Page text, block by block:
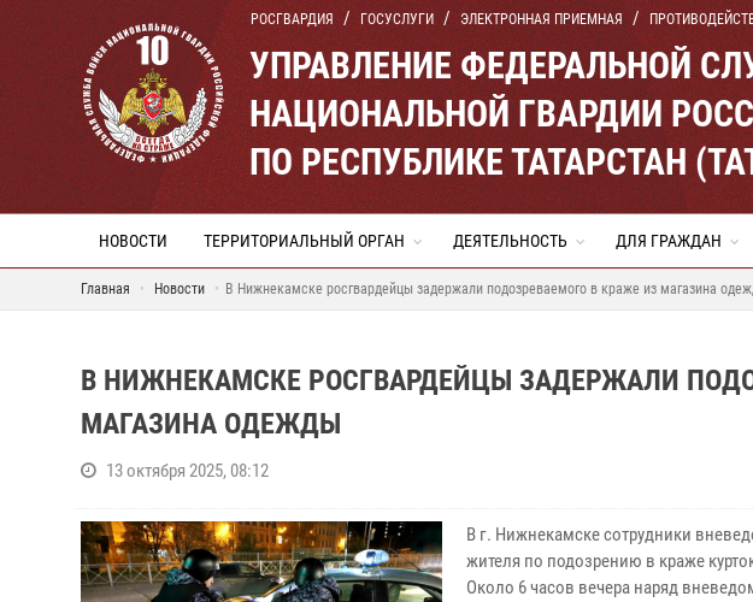
РОСГВАРДИЯ ГОСУСЛУГИ ЭЛЕКТРОННАЯ ПРИЕМНАЯ
УПРАВЛЕНИЕ ФЕДЕРАЛЬНОЙ
НАЦИОНАЛЬНОЙ ГВАРДИИ
ПО РЕСПУБЛИКЕ ТАТАРСТАН
НОВОСТИ ТЕРРИТОРИАЛЬНЫЙ ОРГАН ДЕЯТЕЛЬНОСТЬ ДЛЯ ГРАЖДАН
Главная Новости В Нижнекамске росгвардейцы задержали подозреваемого в краже из магазина
В НИЖНЕКАМСКЕ РОСГВАРДЕЙЦЫ ЗАДЕРЖАЛИ
МАГАЗИНА ОДЕЖДЫ
13 октября 2025, 08:12
В г. Нижнекамске сотрудники
жителя по подозрению в краже
Около 6 часов вечера наряд